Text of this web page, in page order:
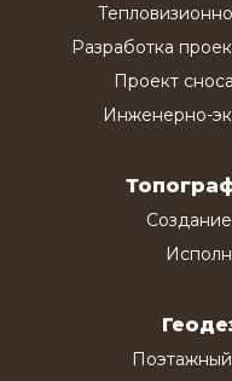
Разработка
Проект
Инженерно-